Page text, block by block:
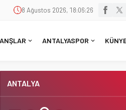
8 Ağustos 2026, 18:06:26
ANTALYASPOR
ANTALYA